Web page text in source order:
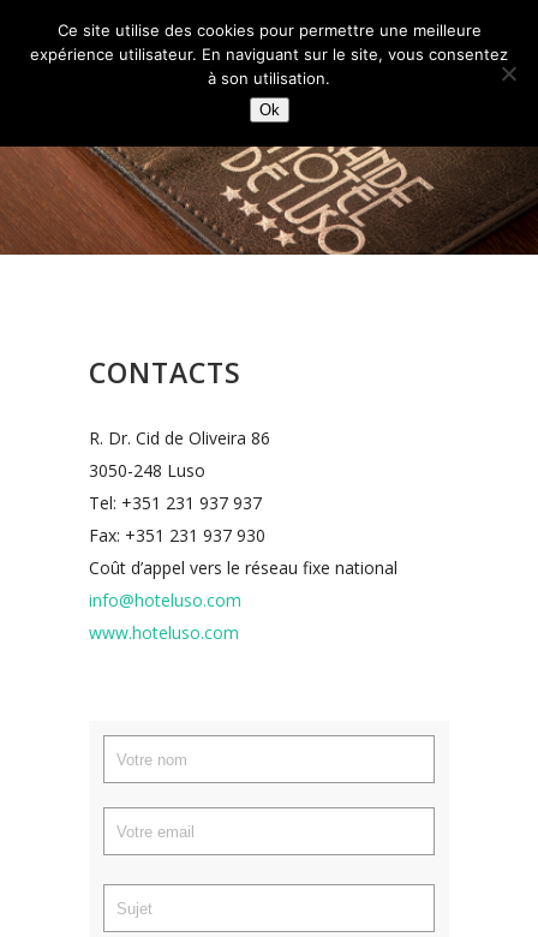
CONTACTS
R. Dr. Cid de Oliveira 86
3050-248 Luso
Tel: +351 231 937 937
Fax: +351 231 937 930
Coût d’appel vers le réseau fixe national
info@hoteluso.com
www.hoteluso.com
Ce site utilise des cookies pour permettre une meilleure
expérience utilisateur. En naviguant sur le site, vous consentez
à son utilisation.
Ok